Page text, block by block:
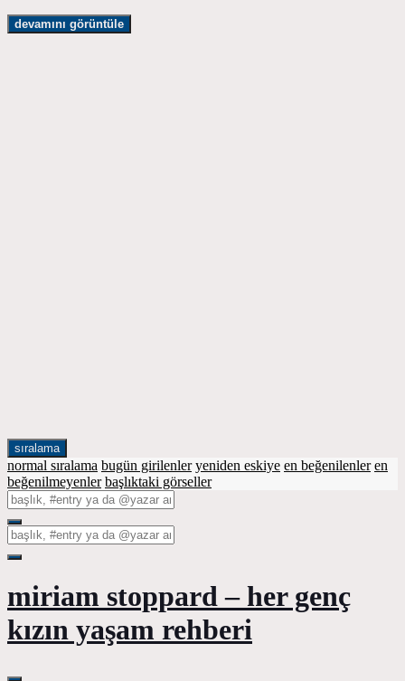
devamını görüntüle
sıralama
normal sıralama bugün girilenler yeniden eskiye en beğenilenler en
beğenilmeyenler başlıktaki görseller
miriam stoppard – her genç
kızın yaşam rehberi